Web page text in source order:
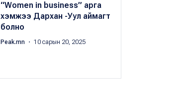
“Women in business” арга
хэмжээ Дархан -Уул аймагт
болно
Peak.mn ・ 10 сарын 20, 2025